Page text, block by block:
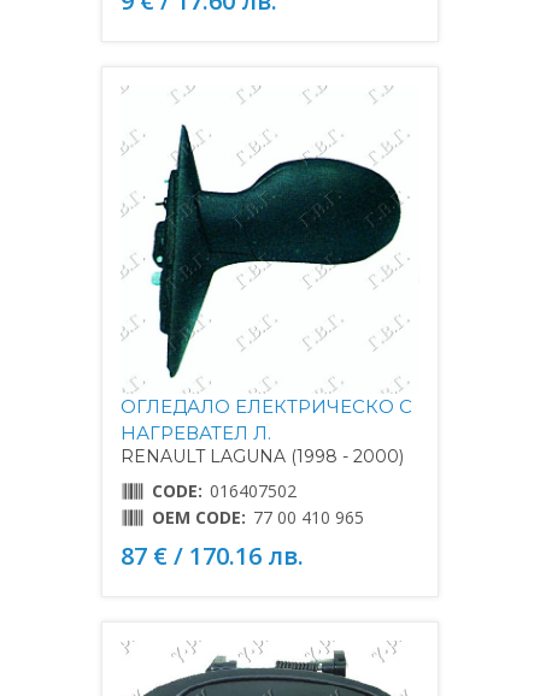
ОГЛЕДАЛО ЕЛЕКТРИЧЕСКО С
НАГРЕВАТЕЛ Л.
RENAULT LAGUNA (1998 - 2000)
CODE: 016407502
OEM CODE: 77 00 410 965
87 € / 170.16 лв.